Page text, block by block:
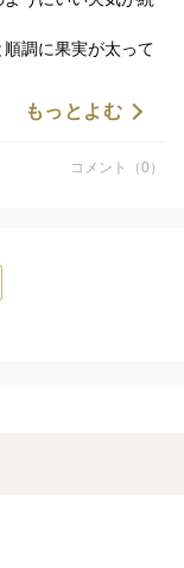
調に果実が太って
きればと思います
もっとよむ
コメント（0）